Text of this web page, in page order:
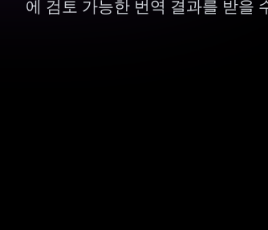
에 검토 가능한 번역 결과를 받을